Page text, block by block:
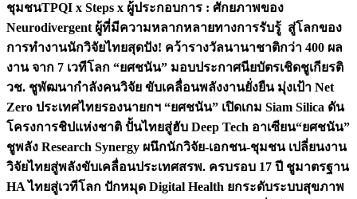
ชุมชนTPQI x Steps x ผู้ประกอบการ : ศักยภาพของ
Neurodivergent ผู้ที่มีความหลากหลายทางการรับรู้ สู่โลกของ
การทำงานนักวิจัยไทยสุดปัง! คว้ารางวัลนานาชาติกว่า 400 ผล
งาน จาก 7 เวทีโลก “ยศชนัน” มอบประกาศนียบัตรเชิดชูเกียรติ
วช. ชูพัฒนากำลังคนวิจัย ขับเคลื่อนพลังงานยั่งยืน มุ่งเป้า Net
Zero ประเทศไทยรองนายกฯ “ยศชนัน” เปิดเกม Siam Silica ดัน
โครงการชิปแห่งชาติ ปั้นไทยสู่ฮับ Deep Tech อาเซียน“ยศชนัน”
ชูพลัง Research Synergy ผนึกนักวิจัย-เอกชน-ชุมชน เปลี่ยนงาน
วิจัยไทยสู่พลังขับเคลื่อนประเทศสรพ. ครบรอบ 17 ปี ชูมาตรฐาน
HA ไทยสู่เวทีโลก ปักหมุด Digital Health ยกระดับระบบสุขภาพ